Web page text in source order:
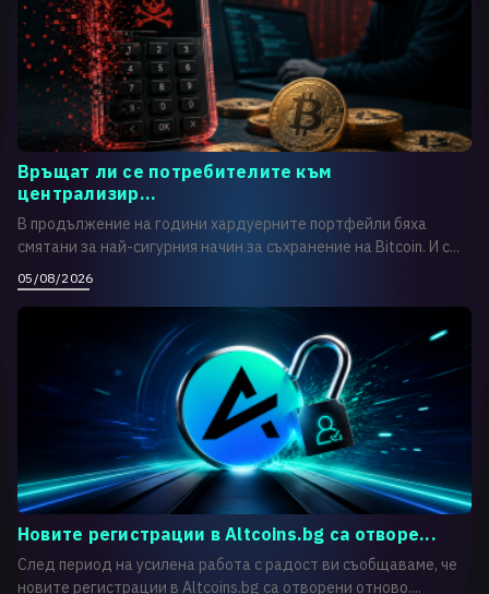
Връщат ли се потребителите към
централизир...
В продължение на години хардуерните портфейли бяха
смятани за най-сигурния начин за съхранение на Bitcoin. И с...
05/08/2026
Новите регистрации в Altcoins.bg са отворе...
След период на усилена работа с радост ви съобщаваме, че
новите регистрации в Altcoins.bg са отворени отново....